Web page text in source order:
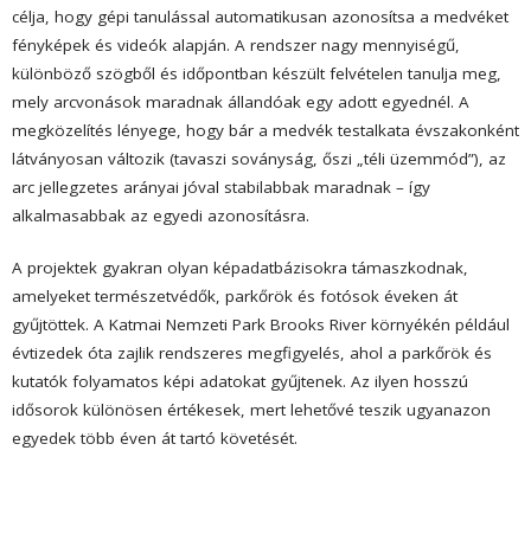
célja, hogy gépi tanulással automatikusan azonosítsa a medvéket
fényképek és videók alapján. A rendszer nagy mennyiségű,
különböző szögből és időpontban készült felvételen tanulja meg,
mely arcvonások maradnak állandóak egy adott egyednél. A
megközelítés lényege, hogy bár a medvék testalkata évszakonként
látványosan változik (tavaszi soványság, őszi „téli üzemmód”), az
arc jellegzetes arányai jóval stabilabbak maradnak – így
alkalmasabbak az egyedi azonosításra.
A projektek gyakran olyan képadatbázisokra támaszkodnak,
amelyeket természetvédők, parkőrök és fotósok éveken át
gyűjtöttek. A Katmai Nemzeti Park Brooks River környékén például
évtizedek óta zajlik rendszeres megfigyelés, ahol a parkőrök és
kutatók folyamatos képi adatokat gyűjtenek. Az ilyen hosszú
idősorok különösen értékesek, mert lehetővé teszik ugyanazon
egyedek több éven át tartó követését.